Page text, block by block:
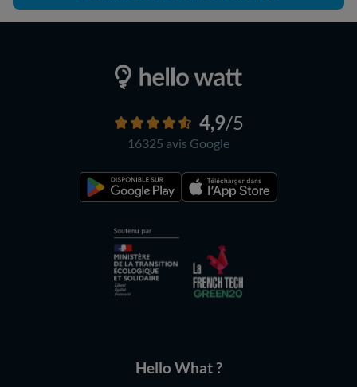
4,9/5
16325 avis Google
Hello What ?